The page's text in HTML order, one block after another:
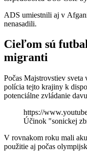
ADS umiestnili aj v
nenasadili.
Cieľom sú
migranti
Počas Majstrovstiev
polícia tejto krajiny k
potenciálne zvládanie
https://
Účinok "sonickej
V rovnakom roku mali
použitie aj počas